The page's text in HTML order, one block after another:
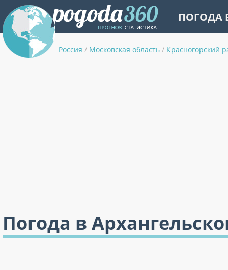
ПОГОДА
Россия / Московская область / Красногорский
Погода в